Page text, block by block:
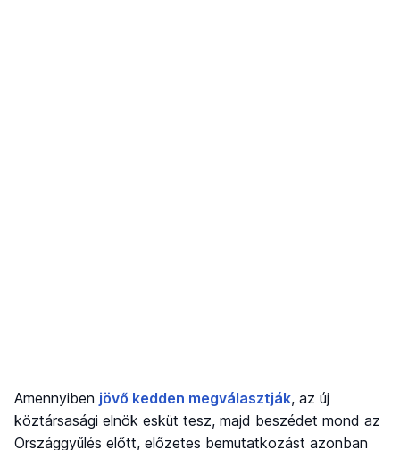
Amennyiben jövő kedden megválasztják, az új
köztársasági elnök esküt tesz, majd beszédet mond az
Országgyűlés előtt, előzetes bemutatkozást azonban